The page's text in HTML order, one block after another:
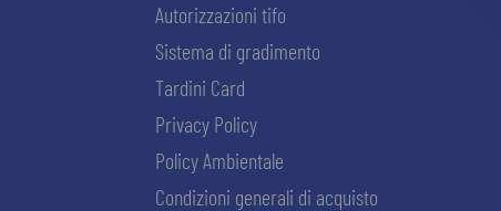
Autorizzazioni tifo
Sistema di gradimento
Tardini Card
Privacy Policy
Policy Ambientale
Condizioni generali di acquisto